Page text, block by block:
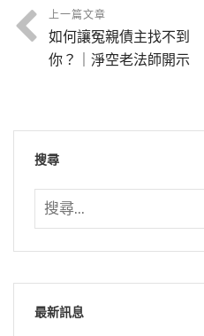
節錄自：大乘無量壽經
0106
容易夾雜。
節錄自：大乘無量壽經
我們，帶不去的你就不
得去的抓緊住。什麼東
號，一定要把妄念念掉
掉？在理上講你得放下就
什麼都要放下，什麼都
人走沒有一樣東西能帶
節錄自：淨土大經科註（
學佛大概半年，不再吃
蚊蟲螞蟻都不可以殺害
小動物可以跟我們溝通
一棟。蓋好之後，我第
第二天早晨上洗手間，洗
辦法，我就跟螞蟻合掌
來，就從哪裡出去。牠
來，一個螞蟻都沒有，全
人道是三善道之一，我
狀況我們不知道，人道
解。人道好不好？有小
時候無不造業，這個事
我，他是這樣聽法的，
心，無心說話的時候讓
業，這個業要自己受，
日已過，命已隨減」。
了一年，所以這一般人，
賀實在沒有什麼意思。
天、一年一年減少，還
確的。壽命一天一天少了
修淨土的人跟佛的關係
彌陀為，「光中極尊，
弟子沾光，阿彌陀佛的
佛，都特別優待。為什
弟子來了，要好好招待，
上一次我在香港，亞視來
上一篇文章
如何讓冤親債主找不到
你？｜淨空老法師開示
搜尋
最新訊息